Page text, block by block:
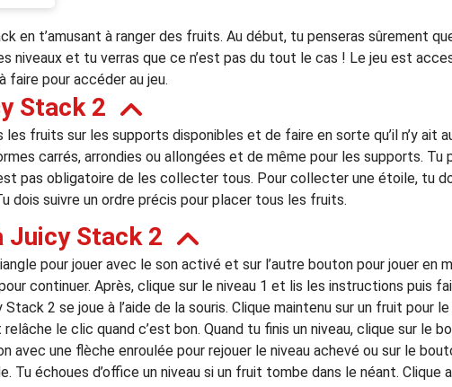
en t’amusant à ranger des fruits. Au début, tu penseras sûrement
niveaux et tu verras que ce n’est pas du tout le cas ! Le jeu est
faire pour accéder au jeu.
Stack 2
fruits sur les supports disponibles et de faire en sorte qu’il n’y ait
carrés, arrondies ou allongées et de même pour les supports. Tu
pas obligatoire de les collecter tous. Pour collecter une étoile, tu
suivre un ordre précis pour placer tous les fruits.
Juicy Stack 2
pour jouer avec le son activé et sur l’autre bouton pour jouer en
continuer. Après, clique sur le niveau 1 et lis les instructions puis
2 se joue à l’aide de la souris. Clique maintenu sur un fruit pour
le clic quand c’est bon. Quand tu finis un niveau, clique sur le
avec une flèche enroulée pour rejouer le niveau achevé ou sur le
Tu échoues d’office un niveau si un fruit tombe dans le néant. Clique